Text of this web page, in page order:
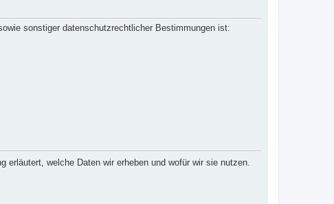
sonstiger datenschutzrechtlicher Bestimmungen ist:
erläutert, welche Daten wir erheben und wofür wir sie nutzen.